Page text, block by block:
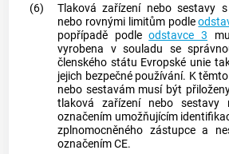
(6)
Tlaková zařízení nebo sestavy
nebo rovnými limitům podle
popřípadě podleodstavce 3
vyrobena v souladu se
členského státu Evropské unie
jejich bezpečné používání. K
nebo sestavám musí být
tlaková zařízení nebo sestavy
označením umožňujícím
zplnomocněného zástupcea
označením CE.